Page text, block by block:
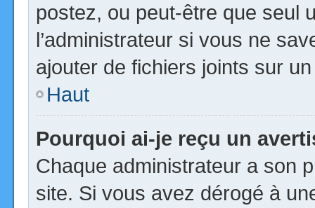
postez, ou peut-être que seul
l’administrateur si vous ne
ajouter de fichiers joints sur
Haut
Pourquoi ai-je reçu un
Chaque administrateur a son
site. Si vous avez dérogé à